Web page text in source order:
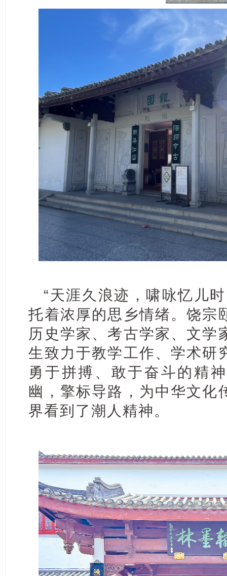
“天涯久浪迹，啸咏忆儿
托着浓厚的思乡情绪。饶宗
历史学家、考古学家、文学
生致力于教学工作、学术研
勇于拼搏、敢于奋斗的精
幽，擎标导路，为中华文化
界看到了潮人精神。